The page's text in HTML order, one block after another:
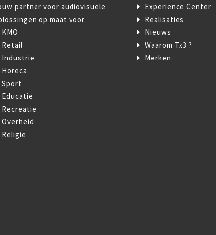
partner voor audiovisuele
op maat voor
KMO
Retail
Industrie
Horeca
Sport
Educatie
Recreatie
Overheid
Religie
Experience Center
Realisaties
Nieuws
Waarom Tx3 ?
Merken